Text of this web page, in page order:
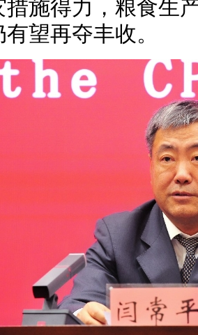
措施得力，粮食生
望再夺丰收。